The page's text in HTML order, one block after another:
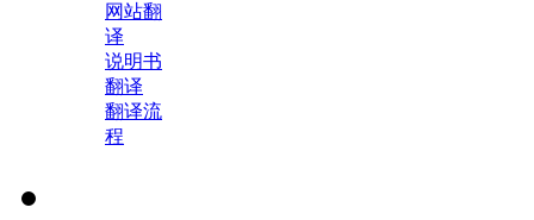
网站翻
译
说明书
翻译
翻译流
程